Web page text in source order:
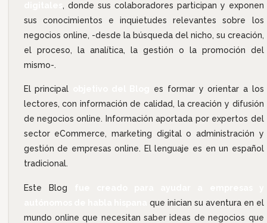
, donde sus colaboradores participan y exponen
sus conocimientos e inquietudes relevantes sobre los
negocios online, -desde la búsqueda del nicho, su creación,
el proceso, la analítica, la gestión o la promoción del
mismo-.
El principal
es formar y orientar a los
lectores, con información de calidad, la creación y difusión
de negocios online. Información aportada por expertos del
sector eCommerce, marketing digital o administración y
gestión de empresas online. El lenguaje es en un español
tradicional.
Este Blog
que inician su aventura en el
mundo online que necesitan saber ideas de negocios que